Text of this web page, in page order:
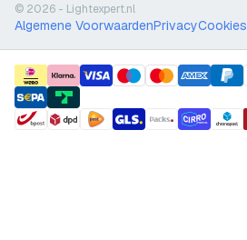
© 2026 - Lightexpert.nl
Algemene VoorwaardenPrivacyCookies
payment methods
shipment methods